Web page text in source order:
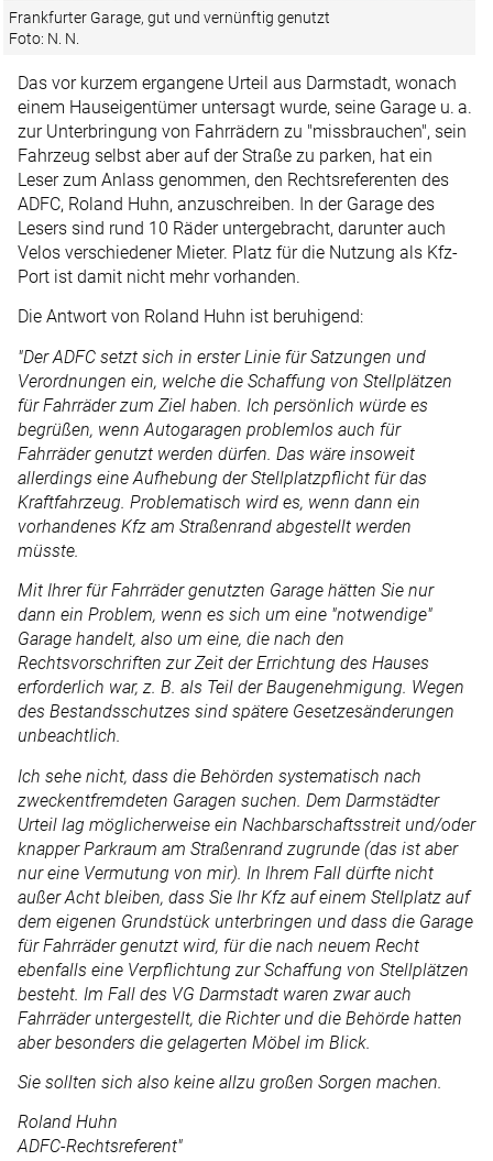
Frankfurter Garage, gut und vernünftig genutzt
Foto: N. N.
Das vor kurzem ergangene Urteil aus Darmstadt, wonach
einem Hauseigentümer untersagt wurde, seine Garage u. a.
zur Unterbringung von Fahrrädern zu "missbrauchen", sein
Fahrzeug selbst aber auf der Straße zu parken, hat ein
Leser zum Anlass genommen, den Rechtsreferenten des
ADFC, Roland Huhn, anzuschreiben. In der Garage des
Lesers sind rund 10 Räder untergebracht, darunter auch
Velos verschiedener Mieter. Platz für die Nutzung als Kfz-
Port ist damit nicht mehr vorhanden.
Die Antwort von Roland Huhn ist beruhigend:
"Der ADFC setzt sich in erster Linie für Satzungen und
Verordnungen ein, welche die Schaffung von Stellplätzen
für Fahrräder zum Ziel haben. Ich persönlich würde es
begrüßen, wenn Autogaragen problemlos auch für
Fahrräder genutzt werden dürfen. Das wäre insoweit
allerdings eine Aufhebung der Stellplatzpflicht für das
Kraftfahrzeug. Problematisch wird es, wenn dann ein
vorhandenes Kfz am Straßenrand abgestellt werden
müsste.
Mit Ihrer für Fahrräder genutzten Garage hätten Sie nur
dann ein Problem, wenn es sich um eine "notwendige"
Garage handelt, also um eine, die nach den
Rechtsvorschriften zur Zeit der Errichtung des Hauses
erforderlich war, z. B. als Teil der Baugenehmigung. Wegen
des Bestandsschutzes sind spätere Gesetzesänderungen
unbeachtlich.
Ich sehe nicht, dass die Behörden systematisch nach
zweckentfremdeten Garagen suchen. Dem Darmstädter
Urteil lag möglicherweise ein Nachbarschaftsstreit und/oder
knapper Parkraum am Straßenrand zugrunde (das ist aber
nur eine Vermutung von mir). In Ihrem Fall dürfte nicht
außer Acht bleiben, dass Sie Ihr Kfz auf einem Stellplatz auf
dem eigenen Grundstück unterbringen und dass die Garage
für Fahrräder genutzt wird, für die nach neuem Recht
ebenfalls eine Verpflichtung zur Schaffung von Stellplätzen
besteht. Im Fall des VG Darmstadt waren zwar auch
Fahrräder untergestellt, die Richter und die Behörde hatten
aber besonders die gelagerten Möbel im Blick.
Sie sollten sich also keine allzu großen Sorgen machen.
Roland Huhn
ADFC-Rechtsreferent"